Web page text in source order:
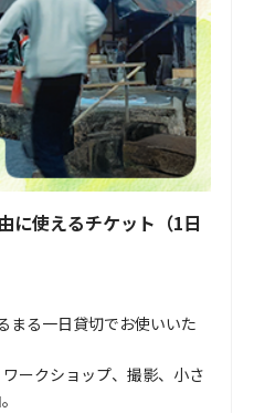
に使えるチケット（1日
まる一日貸切でお使いいた
ークショップ、撮影、小さ